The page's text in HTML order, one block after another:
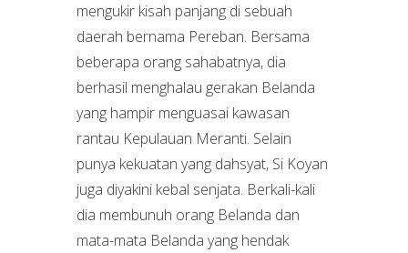
mengukir kisah panjang di sebuah
daerah bernama Pereban. Bersama
beberapa orang sahabatnya, dia
berhasil menghalau gerakan Belanda
yang hampir menguasai kawasan
rantau Kepulauan Meranti. Selain
punya kekuatan yang dahsyat, Si Koyan
juga diyakini kebal senjata. Berkali-kali
dia membunuh orang Belanda dan
mata-mata Belanda yang hendak